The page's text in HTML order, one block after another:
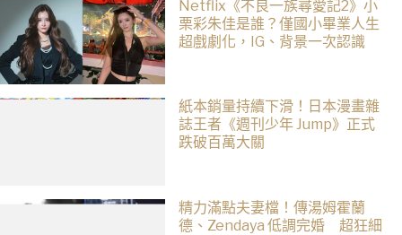
Netflix《不良一族尋愛記2》小
栗彩朱佳是誰？僅國小畢業人生
超戲劇化，IG、背景一次認識
紙本銷量持續下滑！日本漫畫雜
誌王者《週刊少年 Jump》正式
跌破百萬大關
精力滿點夫妻檔！傳湯姆霍蘭
德、Zendaya 低調完婚 超狂細